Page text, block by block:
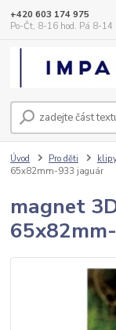
+420 603 174 975
Po-Čt, 8-16 hod. Pá 8-14
Úvod Pro děti
65x82mm-933 jaguár
magnet